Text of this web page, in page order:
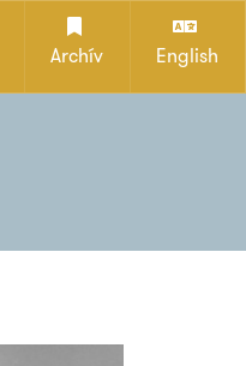
Archív English